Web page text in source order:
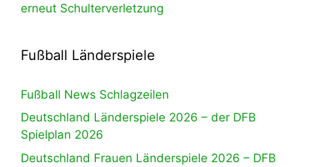
erneut Schulterverletzung
Fußball Länderspiele
Fußball News Schlagzeilen
Deutschland Länderspiele 2026 – der DFB
Spielplan 2026
Deutschland Frauen Länderspiele 2026 – DFB